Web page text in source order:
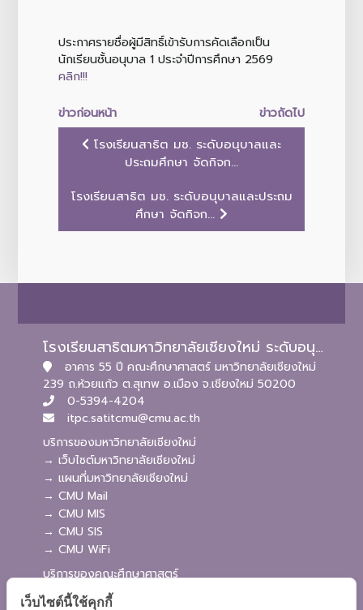
ประกาศรายชื่อผู้มีสิทธิ์เข้ารับการคัดเลือกเป็น
นักเรียนชั้นอนุบาล 1 ประจำปีการศึกษา 2569
คลิก!!!
ข่าวก่อนหน้า
ข่าวถัดไป
โรงเรียนสาธิต มช. ระดับอนุบาลและ
ประถมศึกษา จัดกิจก...
โรงเรียนสาธิต มช. ระดับอนุบาลและประถม
ศึกษา จัดกิจก...
โรงเรียนสาธิตมหาวิทยาลัยเชียงใหม่ ระดับอนุบาลและประถมศึกษา
อาคาร 55 ปี คณะศึกษาศาสตร์ มหาวิทยาลัยเชียงใหม่
239 ถ.ห้วยแก้ว ต.สุเทพ อ.เมือง จ.เชียงใหม่ 50200
0-5394-4204
itpc.satitcmu@cmu.ac.th
บริการของมหาวิทยาลัยเชียงใหม่
→ เว็บไซต์มหาวิทยาลัยเชียงใหม่
→ แผนที่มหาวิทยาลัยเชียงใหม่
→ CMU Mail
→ CMU MIS
→ CMU SIS
→ CMU WiFi
บริการของคณะศึกษาศาสตร์
→ เว็บไซต์คณะศึกษาศาสตร์
เว็บไซต์นี้ใช้คุกกี้